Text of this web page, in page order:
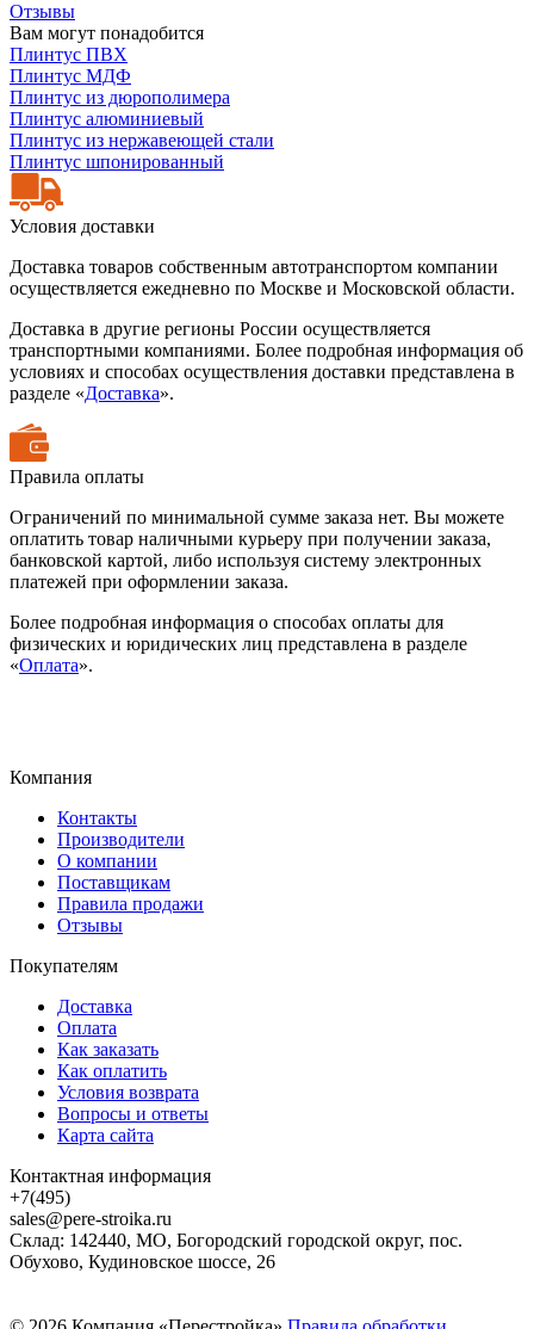
Отзывы
Вам могут понадобится
Плинтус ПВХ
Плинтус МДФ
Плинтус из дюрополимера
Плинтус алюминиевый
Плинтус из нержавеющей стали
Плинтус шпонированный
Условия доставки
Доставка товаров собственным автотранспортом компании
осуществляется ежедневно по Москве и Московской области.
Доставка в другие регионы России осуществляется
транспортными компаниями. Более подробная информация об
условиях и способах осуществления доставки представлена в
разделе «Доставка».
Правила оплаты
Ограничений по минимальной сумме заказа нет. Вы можете
оплатить товар наличными курьеру при получении заказа,
банковской картой, либо используя систему электронных
платежей при оформлении заказа.
Более подробная информация о способах оплаты для
физических и юридических лиц представлена в разделе
«Оплата».
Компания
Контакты
Производители
О компании
Поставщикам
Правила продажи
Отзывы
Покупателям
Доставка
Оплата
Как заказать
Как оплатить
Условия возврата
Вопросы и ответы
Карта сайта
Контактная информация
+7(495)
sales@pere-stroika.ru
Склад: 142440, МО, Богородский городской округ, пос.
Обухово, Кудиновское шоссе, 26